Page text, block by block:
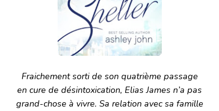
Fraichement sorti de son quatrième passage
en cure de désintoxication, Elias James n’a pas
grand-chose à vivre. Sa relation avec sa famille